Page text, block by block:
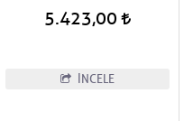
5.423,00
İNCELE